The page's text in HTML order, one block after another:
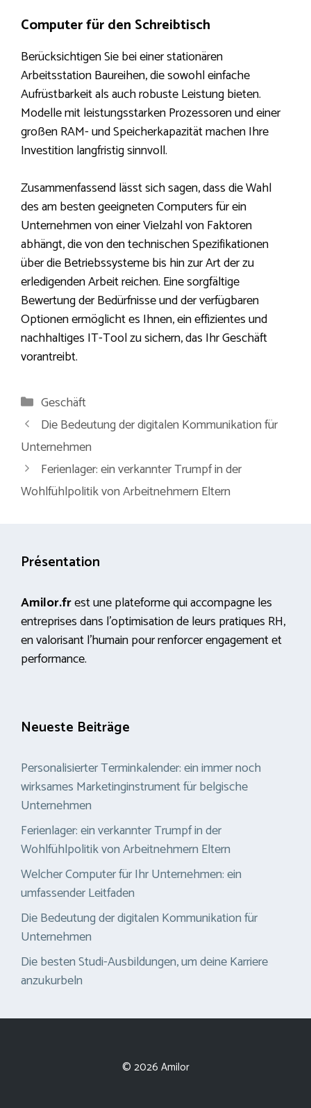
Computer für den Schreibtisch
Berücksichtigen Sie bei einer stationären
Arbeitsstation Baureihen, die sowohl einfache
Aufrüstbarkeit als auch robuste Leistung bieten.
Modelle mit leistungsstarken Prozessoren und einer
großen RAM- und Speicherkapazität machen Ihre
Investition langfristig sinnvoll.
Zusammenfassend lässt sich sagen, dass die Wahl
des am besten geeigneten Computers für ein
Unternehmen von einer Vielzahl von Faktoren
abhängt, die von den technischen Spezifikationen
über die Betriebssysteme bis hin zur Art der zu
erledigenden Arbeit reichen. Eine sorgfältige
Bewertung der Bedürfnisse und der verfügbaren
Optionen ermöglicht es Ihnen, ein effizientes und
nachhaltiges IT-Tool zu sichern, das Ihr Geschäft
vorantreibt.
Kategorien
Geschäft
Die Bedeutung der digitalen Kommunikation für
Unternehmen
Ferienlager: ein verkannter Trumpf in der
Wohlfühlpolitik von Arbeitnehmern Eltern
Présentation
Amilor.frest une plateforme qui accompagne les
entreprises dans l’optimisation de leurs pratiques RH,
en valorisant l’humain pour renforcer engagement et
performance.
Neueste Beiträge
Personalisierter Terminkalender: ein immer noch
wirksames Marketinginstrument für belgische
Unternehmen
Ferienlager: ein verkannter Trumpf in der
Wohlfühlpolitik von Arbeitnehmern Eltern
Welcher Computer für Ihr Unternehmen: ein
umfassender Leitfaden
Die Bedeutung der digitalen Kommunikation für
Unternehmen
Die besten Studi-Ausbildungen, um deine Karriere
anzukurbeln
© 2026 Amilor